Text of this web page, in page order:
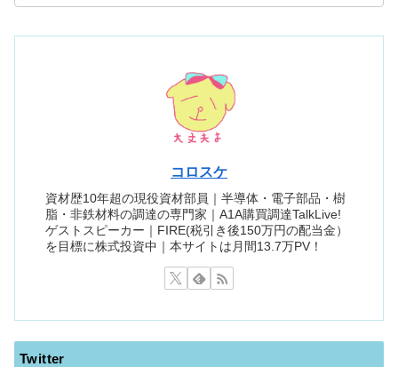
コロスケ
資材歴10年超の現役資材部員｜半導体・電子部品・樹
脂・非鉄材料の調達の専門家｜A1A購買調達TalkLive!
ゲストスピーカー｜FIRE(税引き後150万円の配当金）
を目標に株式投資中｜本サイトは月間13.7万PV！
Twitter